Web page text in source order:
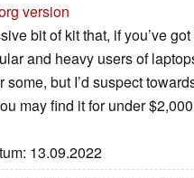
version
bit of kit that, if you’ve
and heavy users of
but I’d suspect
may find it for under
13.09.2022